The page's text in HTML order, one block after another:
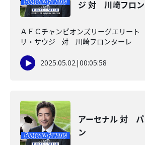
ジ 対 川崎フロ
ＡＦＣチャンピオンズリーグエリー
リ・サウジ 対 川崎フロンターレ
2025.05.02|00:05:58
アーセナル 対 パ
ン